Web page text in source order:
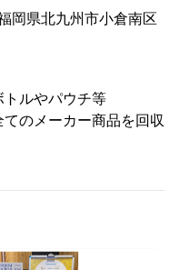
岡県北九州市小倉南区
ルやパウチ等
てのメーカー商品を回収